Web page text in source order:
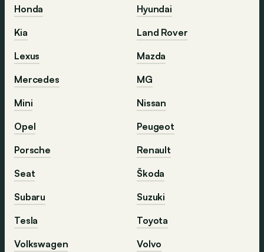
Honda
Hyundai
Kia
Land Rover
Lexus
Mazda
Mercedes
MG
Mini
Nissan
Opel
Peugeot
Porsche
Renault
Seat
Škoda
Subaru
Suzuki
Tesla
Toyota
Volkswagen
Volvo